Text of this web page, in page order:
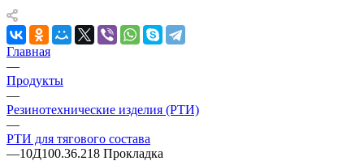
Главная
—
Продукты
—
Резинотехнические изделия (РТИ)
—
РТИ для тягового состава
—10Д100.36.218 Прокладка